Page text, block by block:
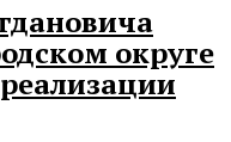
округе